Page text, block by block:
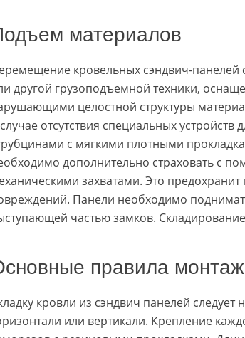
материалов
кровельных сэндвич-панелей
другой грузоподъемной техники,
целостной структуры
отсутствия специальных
с мягкими плотными
дополнительно страховать с
захватами. Это
Панели необходимо
частью замков.
правила
кровли из сэндвич панелей
или вертикали. Крепление